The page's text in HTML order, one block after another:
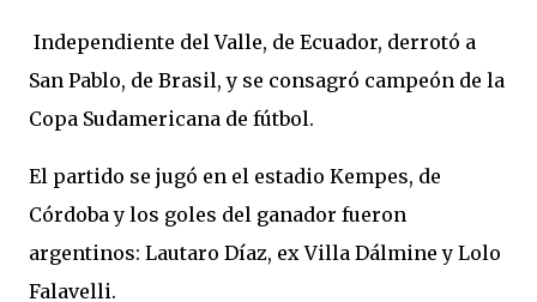
Independiente del Valle, de Ecuador, derrotó a
San Pablo, de Brasil, y se consagró campeón de la
Copa Sudamericana de fútbol.
El partido se jugó en el estadio Kempes, de
Córdoba y los goles del ganador fueron
argentinos: Lautaro Díaz, ex Villa Dálmine y Lolo
Falavelli.